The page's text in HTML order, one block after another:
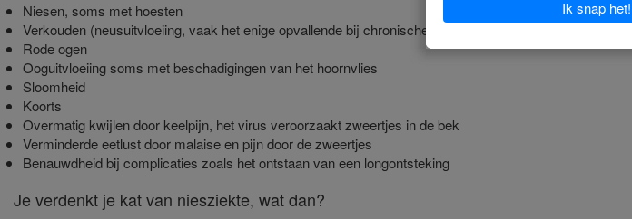
Niesen, soms met hoesten
Verkouden (neusuitvloeiing, vaak het enige opvallende bij chronische niesziekte
Rode ogen
Ooguitvloeiing soms met beschadigingen van het hoornvlies
Sloomheid
Koorts
Overmatig kwijlen door keelpijn, het virus veroorzaakt zweertjes in de bek
Verminderde eetlust door malaise en pijn door de zweertjes
Benauwdheid bij complicaties zoals het ontstaan van een longontsteking
Je verdenkt je kat van niesziekte, wat dan?